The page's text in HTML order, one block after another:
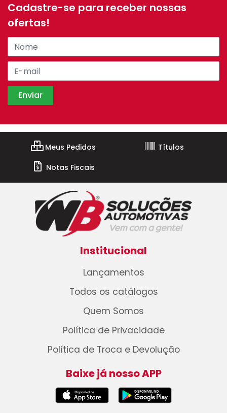
Cadastre-se para receber nossas
ofertas!
Meus Pedidos
Títulos
Notas Fiscais
Institucional
Lançamentos
Todos os catálogos
Quem Somos
Política de Privacidade
Política de Troca e Devolução
Baixe já nosso APP